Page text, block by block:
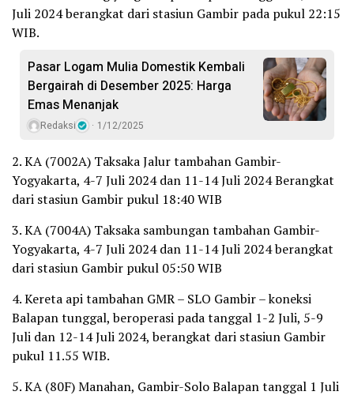
Juli 2024 berangkat dari stasiun Gambir pada pukul 22:15
WIB.
Pasar Logam Mulia Domestik Kembali
Bergairah di Desember 2025: Harga
Emas Menanjak
Redaksi 1/12/2025
2. KA (7002A) Taksaka Jalur tambahan Gambir-
Yogyakarta, 4-7 Juli 2024 dan 11-14 Juli 2024 Berangkat
dari stasiun Gambir pukul 18:40 WIB
3. KA (7004A) Taksaka sambungan tambahan Gambir-
Yogyakarta, 4-7 Juli 2024 dan 11-14 Juli 2024 berangkat
dari stasiun Gambir pukul 05:50 WIB
4. Kereta api tambahan GMR – SLO Gambir – koneksi
Balapan tunggal, beroperasi pada tanggal 1-2 Juli, 5-9
Juli dan 12-14 Juli 2024, berangkat dari stasiun Gambir
pukul 11.55 WIB.
5. KA (80F) Manahan, Gambir-Solo Balapan tanggal 1 Juli